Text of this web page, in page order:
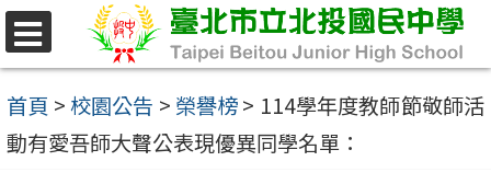
跳
至
主
要
首頁 >校園公告 > 榮譽榜> 114學年度教師節敬師活
動有愛吾師大聲公表現優異同學名單：
選
單